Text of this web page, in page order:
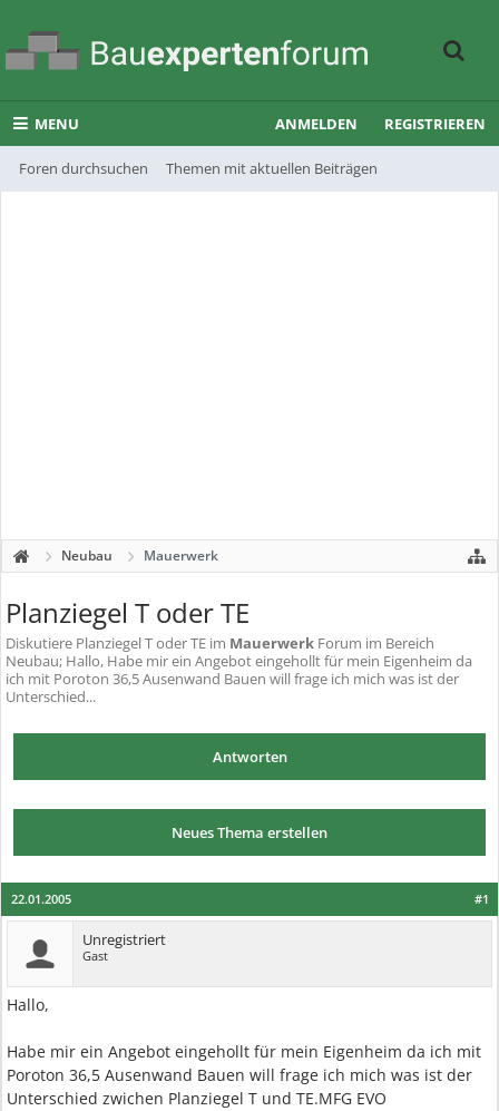
MENU
Foren durchsuchen Themen mit aktuellen Beiträgen
ANMELDEN REGISTRIEREN
Neubau Mauerwerk
Planziegel T oder TE
Diskutiere Planziegel T oder TE im Mauerwerk Forum im Bereich
Neubau; Hallo, Habe mir ein Angebot eingehollt für mein Eigenheim da
ich mit Poroton 36,5 Ausenwand Bauen will frage ich mich was ist der
Unterschied...
Antworten
Neues Thema erstellen
#1
22.01.2005
Unregistriert
Gast
Hallo,
Habe mir ein Angebot eingehollt für mein Eigenheim da ich mit
Poroton 36,5 Ausenwand Bauen will frage ich mich was ist der
Unterschied zwichen Planziegel T und TE.MFG EVO